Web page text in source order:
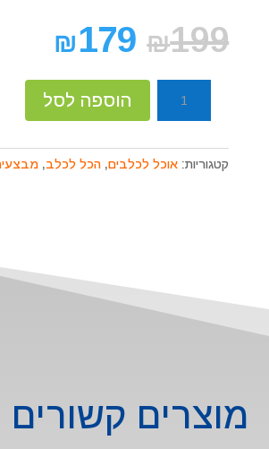
₪199
₪179
כלב
הוספה לסל
קטגוריות: אוכל לכלבים, הכל לכלב,
מוצרים קשורים